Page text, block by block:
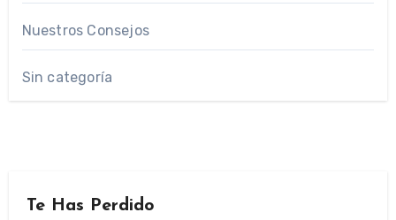
Nuestros Consejos
Sin categoría
Te Has Perdido